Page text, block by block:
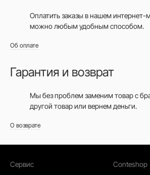
Оплатить заказы в нашем интернет-
можно любым удобным способом.
Об оплате
Гарантия и возврат
Мы без проблем заменим товар с
другой товар или вернем деньги.
О возврате
Сервис Conteshop